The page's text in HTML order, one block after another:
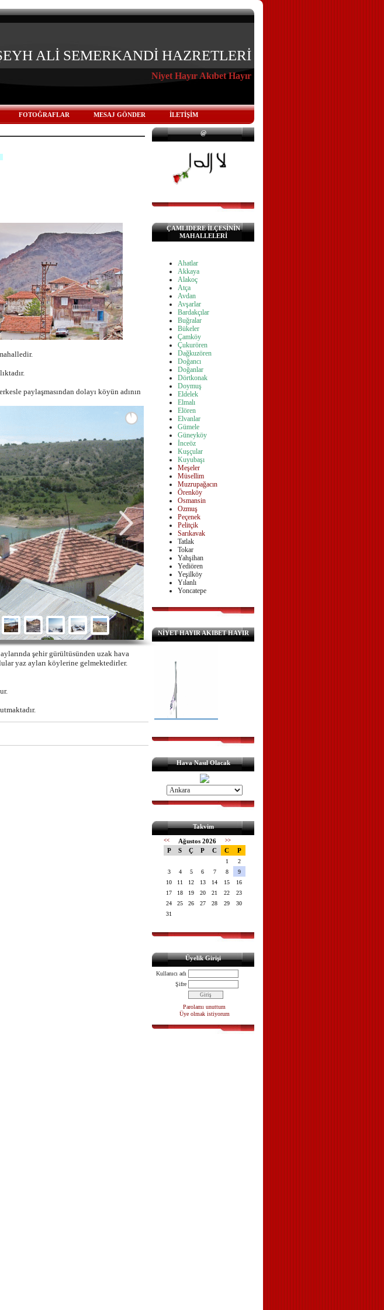
ALİ SEMERKANDİ HAZRETLERİ
Niyet Hayır Akıbet Hayır
FOTOĞRAFLAR MESAJ GÖNDER İLETİŞİM
paylaşmasından dolayı köyün adının
şehir gürültüsünden uzak hava
yaz ayları köylerine gelmektedirler.
@
ÇAMLIDERE İLÇESİNİN
MAHALLELERİ
Ahatlar
Akkaya
Alakoç
Atça
Avdan
Avşarlar
Bardakçılar
Buğralar
Bükeler
Çamköy
Çukurören
Dağkuzören
Doğancı
Doğanlar
Dörtkonak
Doymuş
Eldelek
Elmalı
Elören
Elvanlar
Gümele
Güneyköy
İnceöz
Kuşçular
Kuyubaşı
Meşeler
Müsellim
Muzrupağacın
Örenköy
Osmansin
Ozmuş
Peçenek
Pelitçik
Sarıkavak
Tatlak
Tokar
Yahşihan
Yediören
Yeşilköy
Yılanlı
Yoncatepe
NİYET HAYIR AKIBET HAYIR
Hava Nasıl Olacak
Takvim
<< Ağustos 2026 >>
P S Ç P C C P
1
2
3
4 5 6 7 8
9
10
11 12 13 14 15
16
17
18 19 20 21 22
23
24
25 26 27 28 29
30
31
Üyelik Girişi
Kullanıcı adı
Şifre
Parolamı unuttum
Üye olmak istiyorum